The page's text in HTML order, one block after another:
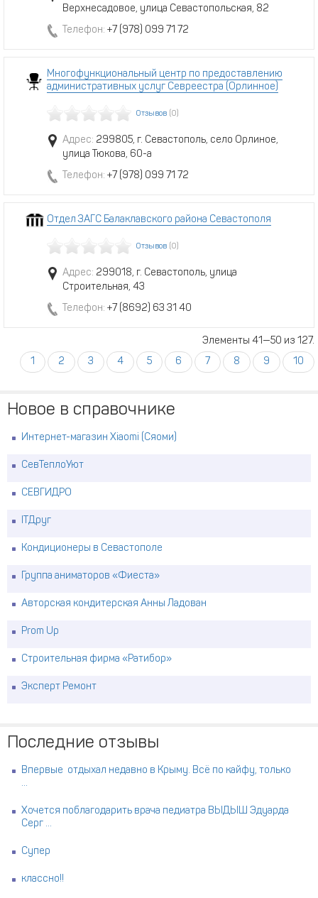
Верхнесадовое, улица Севастопольская, 82
Телефон: +7 (978) 099 71 72
Многофункциональный центр по предоставлению
административных услуг Севреестра (Орлинное)
Отзывов (0)
Адрес: 299805, г. Севастополь, село Орлиное,
улица Тюкова, 60-а
Телефон: +7 (978) 099 71 72
Отдел ЗАГС Балаклавского района Севастополя
Отзывов (0)
Адрес: 299018, г. Севастополь, улица
Строительная, 43
Телефон: +7 (8692) 63 31 40
Элементы 41—50 из 127.
1
2 3 4 5 6 7 8 9 10
Новое в справочнике
Интернет-магазин Xiaomi (Сяоми)
СевТеплоУют
СЕВГИДРО
ITДруг
Кондиционеры в Севастополе
Группа аниматоров «Фиеста»
Авторская кондитерская Анны Ладован
Prom Up
Строительная фирма «Ратибор»
Эксперт Ремонт
Последние отзывы
Впервые отдыхал недавно в Крыму. Всё по кайфу, только
...
Хочется поблагодарить врача педиатра ВЫДЫШ Эдуарда
Серг ...
Супер
классно!!